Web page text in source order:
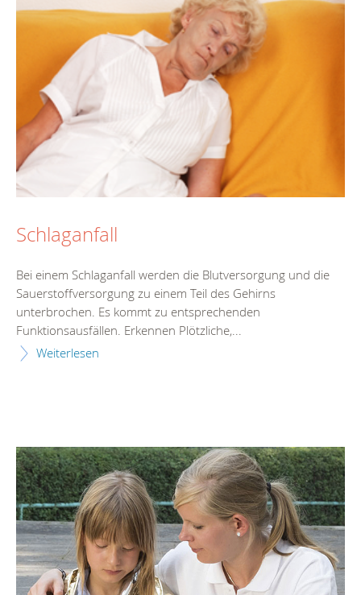
Schlaganfall
Bei einem Schlaganfall werden die Blutversorgung und die
Sauerstoffversorgung zu einem Teil des Gehirns
unterbrochen. Es kommt zu entsprechenden
Funktionsausfällen. Erkennen Plötzliche,...
Weiterlesen